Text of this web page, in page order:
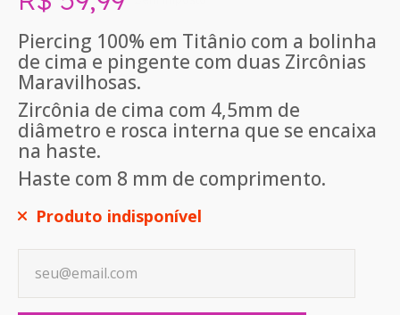
Piercing 100% em Titânio com a bolinha
de cima e pingente com duas Zircônias
Maravilhosas.
Zircônia de cima com 4,5mm de
diâmetro e rosca interna que se encaixa
na haste.
Haste com 8 mm de comprimento.
Produto indisponível